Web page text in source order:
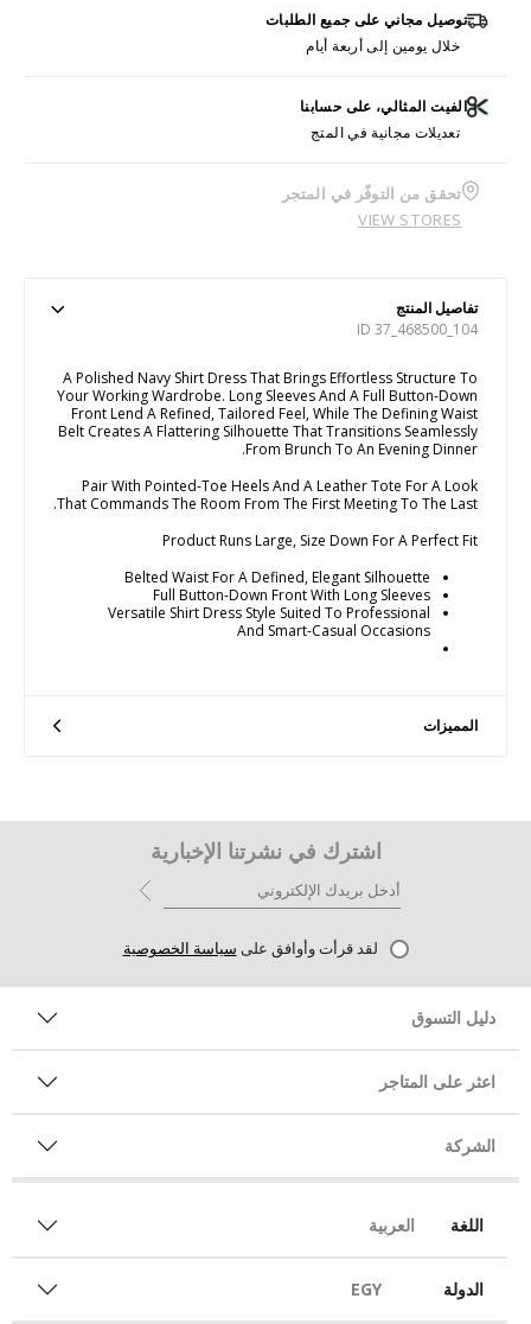
توصيل مجاني على جميع الطلبات
خلال يومين إلى أربعة أيام
الفيت المثالي، على حسابنا
تعديلات مجانية في المتج
تحقق من التوفّر في المتجر
VIEW STORES
تفاصيل المنتج
ID 37_468500_104
A Polished Navy Shirt Dress That Brings Effortless Structure To
Your Working Wardrobe. Long Sleeves And A Full Button-Down
Front Lend A Refined, Tailored Feel, While The Defining Waist
Belt Creates A Flattering Silhouette That Transitions Seamlessly
From Brunch To An Evening Dinner.
Pair With Pointed-Toe Heels And A Leather Tote For A Look
That Commands The Room From The First Meeting To The Last.
Product Runs Large, Size Down For A Perfect Fit
Belted Waist For A Defined, Elegant Silhouette
Full Button-Down Front With Long Sleeves
Versatile Shirt Dress Style Suited To Professional
And Smart-Casual Occasions
المميزات
اشترك في نشرتنا الإخبارية
لقد قرأت وأوافق على سياسة الخصوصية
دليل التسوق
اعثر على المتاجر
الشركة
اللغة العربية
الدولة EGY